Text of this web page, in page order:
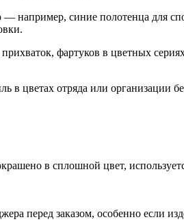
например, синие полотенца для
фартуков в цветных
в цветах отряда или организации
в сплошной цвет,
перед заказом, особенно если